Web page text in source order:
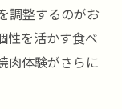
調整するのがお
性を活かす食べ
肉体験がさらに